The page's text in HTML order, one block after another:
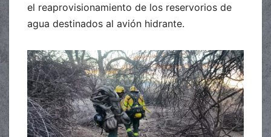
el reaprovisionamiento de los reservorios de
agua destinados al avión hidrante.